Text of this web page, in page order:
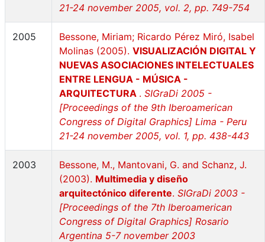
21-24 november 2005, vol. 2, pp. 749-754
2005
Bessone, Miriam; Ricardo Pérez Miró, Isabel
Molinas (2005). VISUALIZACIÓN DIGITAL Y
NUEVAS ASOCIACIONES INTELECTUALES
ENTRE LENGUA - MÚSICA -
ARQUITECTURA . SIGraDi 2005 -
[Proceedings of the 9th Iberoamerican
Congress of Digital Graphics] Lima - Peru
21-24 november 2005, vol. 1, pp. 438-443
2003
Bessone, M., Mantovani, G. and Schanz, J.
(2003). Multimedia y diseño
arquitectónico diferente. SIGraDi 2003 -
[Proceedings of the 7th Iberoamerican
Congress of Digital Graphics] Rosario
Argentina 5-7 november 2003